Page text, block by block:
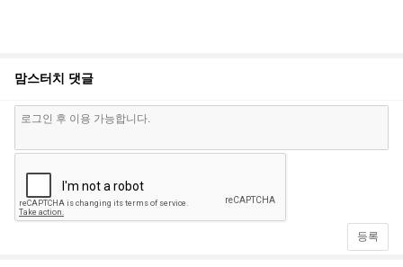
맘스터치 댓글
등록